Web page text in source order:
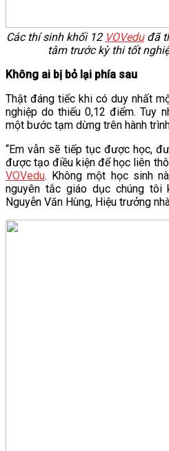
Các thí sinh khối 12 VOVeduđã
tâm trước kỳ thi tốt
Không ai bị bỏ lại phía sau
Thật đáng tiếc khi có duy nhất
nghiệp do thiếu 0,12 điểm. Tuy
một bước tạm dừng trên hành
“Em vẫn sẽ tiếp tục được học,
được tạo điều kiện để học liên
VOVedu. Không một học sinh
nguyên tắc giáo dục chúng tôi
Nguyễn Văn Hùng, Hiệu trưởng